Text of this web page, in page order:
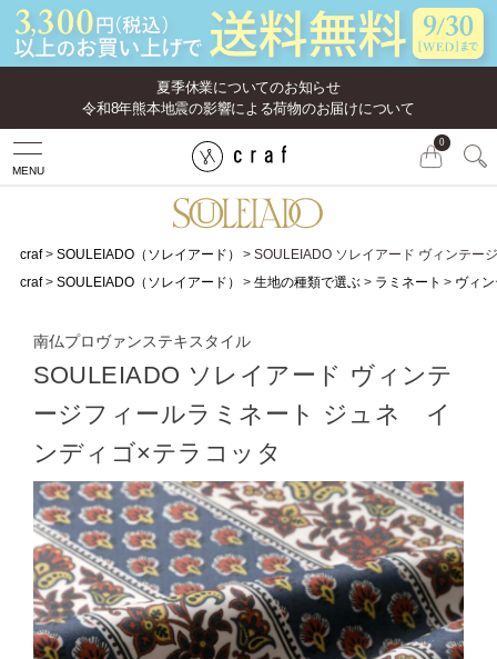
夏季休業についてのお知らせ
令和8年熊本地震の影響による荷物のお届けについて
MENU
0
craf SOULEIADO（ソレイアード）
SOULEIADO ソレイアード ヴィンテ
craf
SOULEIADO（ソレイアード） 生地の種類で選ぶ ラミネート ヴィ
南仏プロヴァンステキスタイル
SOULEIADO ソレイアード ヴィンテ
ージフィールラミネート ジュネ イ
ンディゴ×テラコッタ